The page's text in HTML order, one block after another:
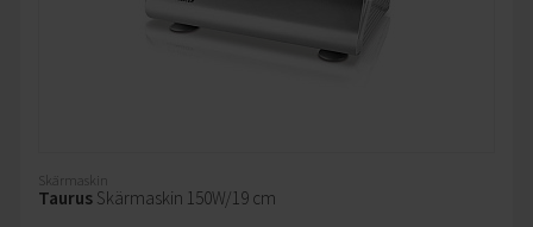
Skärmaskin
Taurus Skärmaskin 150W/19 cm